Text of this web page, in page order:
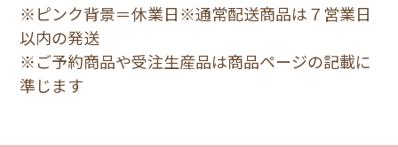
※ピンク背景＝休業日※通常配送商品は７営業日
以内の発送
※ご予約商品や受注生産品は商品ページの記載に
準じます